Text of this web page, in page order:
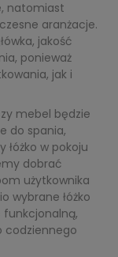
natomiast
aranżacje.
jakość
ponieważ
jak i
mebel będzie
do spania,
łóżko w pokoju
dobrać
użytkownika
wybrane łóżko
codziennego